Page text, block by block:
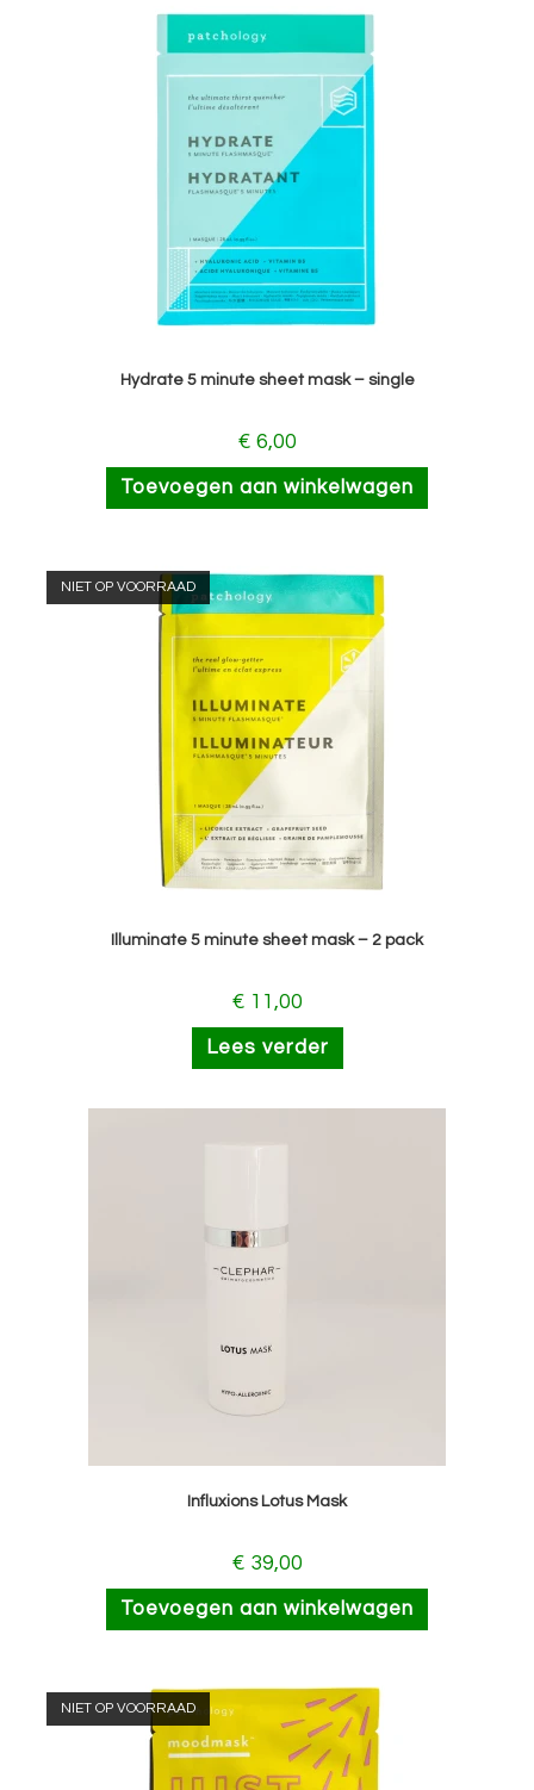
Hydrate 5 minute sheet mask – single
€ 6,00
Toevoegen aan winkelwagen
NIET OP VOORRAAD
Illuminate 5 minute sheet mask – 2 pack
€ 11,00
Lees verder
Influxions Lotus Mask
€ 39,00
Toevoegen aan winkelwagen
NIET OP VOORRAAD